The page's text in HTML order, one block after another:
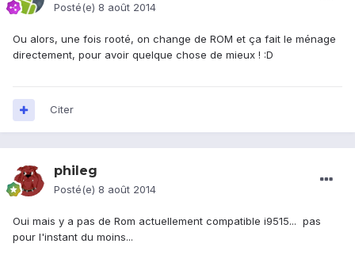
Posté(e) 8 août 2014
Ou alors, une fois rooté, on change de ROM et ça fait le ménage
directement, pour avoir quelque chose de mieux ! :D
Citer
phileg
Posté(e) 8 août 2014
Oui mais y a pas de Rom actuellement compatible i9515... pas
pour l'instant du moins...